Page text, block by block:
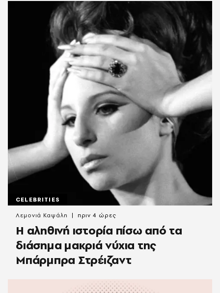
CELEBRITIES
Η αληθινή ιστορία πίσω από τα
διάσημα μακριά νύχια της
Μπάρμπρα Στρέιζαντ
Λεμονιά Καψάλη πριν 4 ώρες